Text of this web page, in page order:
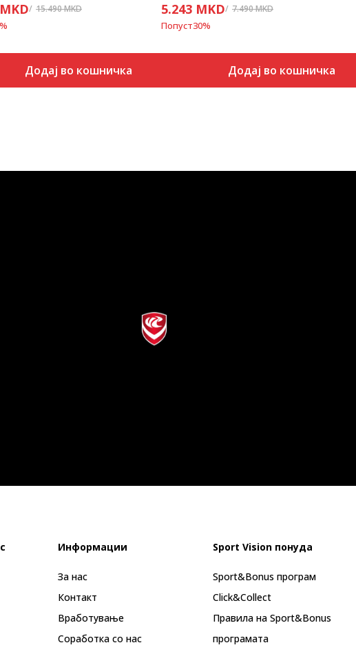
MKD 15.490MKD
%
Додај во кошничка
5.243 MKD 7.490MKD
Попуст30%
Додај во кошничка
Информации
За нас
Контакт
Вработување
Соработка со нас
Sport Vision понуда
Sport&Bonus програм
Click&Collect
Правила на Sport&Bonus
програмата